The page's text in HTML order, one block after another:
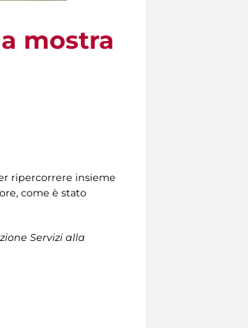
mostra
ripercorrere insieme
come è stato
Servizi alla